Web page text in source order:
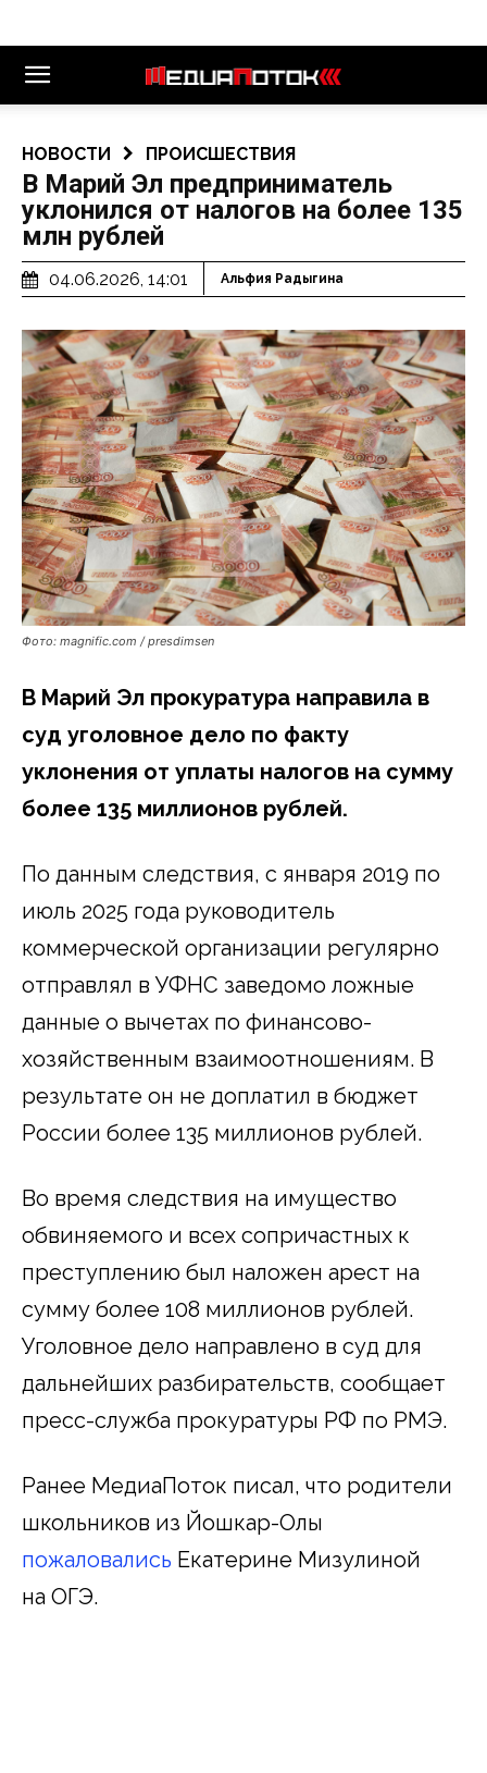
НОВОСТИ ПРОИСШЕСТВИЯ
В Марий Эл предприниматель
уклонился от налогов на более 135
млн рублей
04.06.2026, 14:01 Альфия Радыгина
Фото: magnific.com / presdimsen
В Марий Эл прокуратура направила в
суд уголовное дело по факту
уклонения от уплаты налогов на сумму
более 135 миллионов рублей.
По данным следствия, с января 2019 по
июль 2025 года руководитель
коммерческой организации регулярно
отправлял в УФНС заведомо ложные
данные о вычетах по финансово-
хозяйственным взаимоотношениям. В
результате он не доплатил в бюджет
России более 135 миллионов рублей.
Во время следствия на имущество
обвиняемого и всех сопричастных к
преступлению был наложен арест на
сумму более 108 миллионов рублей.
Уголовное дело направлено в суд для
дальнейших разбирательств, сообщает
пресс-служба прокуратуры РФ по РМЭ.
Ранее МедиаПоток писал, что родители
школьников из Йошкар-Олы
пожаловались Екатерине Мизулиной
на ОГЭ.